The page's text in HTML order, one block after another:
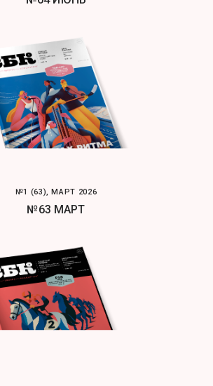
№1 (63), МАРТ 2026
№63 МАРТ